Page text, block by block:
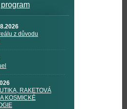
z důvodu
RAKETOVÁ
KOSMICKÉ